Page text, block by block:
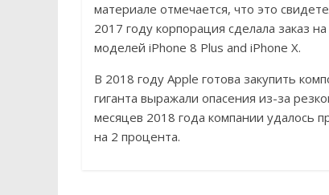
материале отмечается, что это
2017 году корпорация сделала заказ
моделей iPhone 8 Plus and iPhone X.
В 2018 году Apple готова закупить
гиганта выражали опасения из-за
месяцев 2018 года компании удалось
на 2 процента.